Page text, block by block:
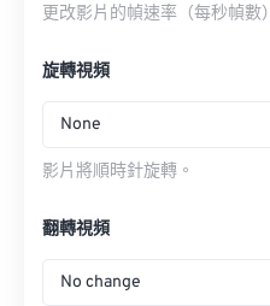
更改影片的幀速率（每秒幀數）
旋轉視頻
None
影片將順時針旋轉。
翻轉視頻
No change